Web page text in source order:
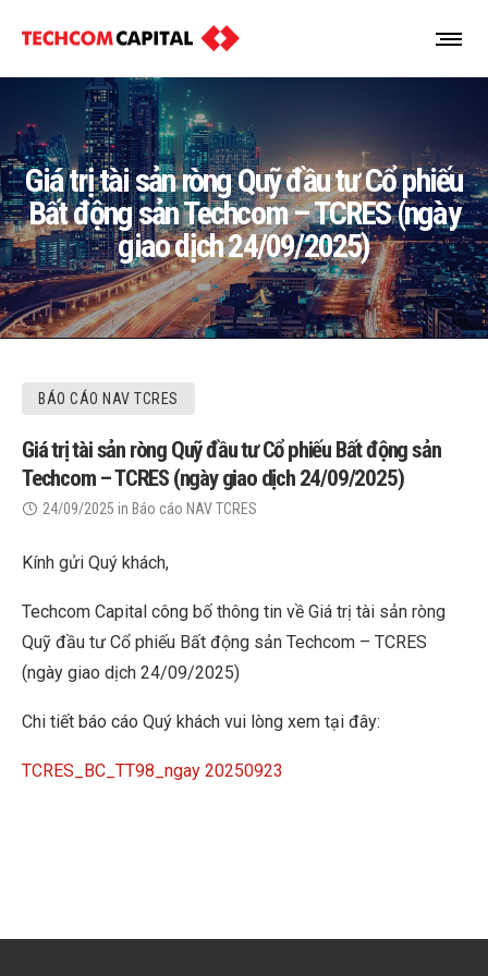
Giá trị tài sản ròng Quỹ đầu tư Cổ phiếu
Bất động sản Techcom – TCRES (ngày
giao dịch 24/09/2025)
BÁO CÁO NAV TCRES
Giá trị tài sản ròng Quỹ đầu tư Cổ phiếu Bất động sản
Techcom – TCRES (ngày giao dịch 24/09/2025)
24/09/2025 in Báo cáo NAV TCRES
Kính gửi Quý khách,
Techcom Capital công bố thông tin về Giá trị tài sản ròng
Quỹ đầu tư Cổ phiếu Bất động sản Techcom – TCRES
(ngày giao dịch 24/09/2025)
Chi tiết báo cáo Quý khách vui lòng xem tại đây:
TCRES_BC_TT98_ngay 20250923